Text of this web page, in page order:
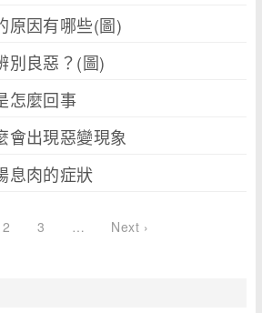
原因有哪些(圖)
別良惡？(圖)
怎麼回事
會出現惡變現象
息肉的症狀
2 3 … Next ›